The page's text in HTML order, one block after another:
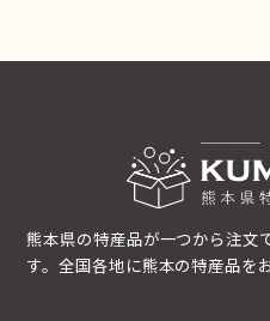
熊本県の特産品が一つから注文
す。全国各地に熊本の特産品を